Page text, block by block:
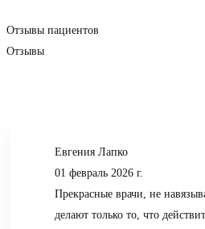
Отзывы пациентов
Отзывы
Евгения Лапко
01 февраль 2026 г.
Прекрасные врачи, не
делают только то, что